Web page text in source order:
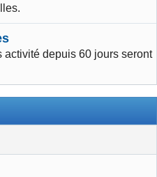
activité depuis 60 jours seront